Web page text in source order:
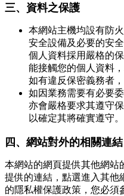
三、資料之保護
本網站主機均設有防
安全設備及必要的安
個人資料採用嚴格的
能接觸您的個人資料
如有違反保密義務者
如因業務需要有必要
亦會嚴格要求其遵守
以確定其將確實遵守。
四、網站對外的相關連結
本網站的網頁提供其他網站
提供的連結，點選進入其他
的隱私權保護政策，您必須